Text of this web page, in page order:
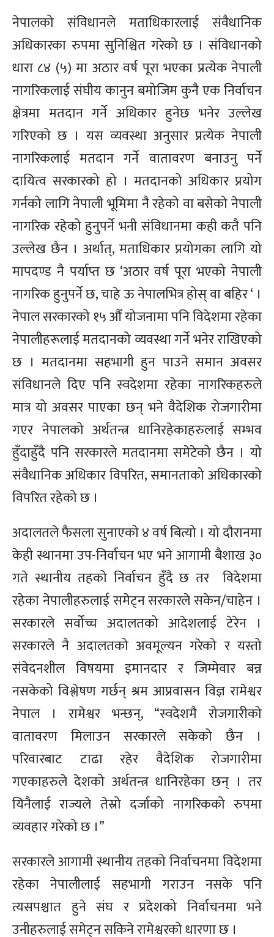
नेपालको संविधानले मताधिकारलाई संवैधानिक
अधिकारका रुपमा सुनिश्चित गरेको छ । संविधानको
धारा ८४ (५) मा अठार वर्ष पूरा भएका प्रत्येक नेपाली
नागरिकलाई संघीय कानुन बमोजिम कुनै एक निर्वाचन
क्षेत्रमा मतदान गर्ने अधिकार हुनेछ भनेर उल्लेख
गरिएको छ । यस व्यवस्था अनुसार प्रत्येक नेपाली
नागरिकलाई मतदान गर्ने वातावरण बनाउनु पर्ने
दायित्व सरकारको हो । मतदानको अधिकार प्रयोग
गर्नको लागि नेपाली भूमिमा नै रहेको वा बसेको नेपाली
नागरिक रहेको हुनुपर्ने भनी संविधानमा कही कतै पनि
उल्लेख छैन । अर्थात्, मताधिकार प्रयोगका लागि यो
मापदण्ड नै पर्याप्त छ ‘अठार वर्ष पूरा भएको नेपाली
नागरिक हुनुपर्ने छ, चाहे ऊ नेपालभित्र होस् वा बहिर ‘ ।
नेपाल सरकारको १५ औँ योजनामा पनि विदेशमा रहेका
नेपालीहरूलाई मतदानको व्यवस्था गर्ने भनेर राखिएको
छ । मतदानमा सहभागी हुन पाउने समान अवसर
संविधानले दिए पनि स्वदेशमा रहेका नागरिकहरुले
मात्र यो अवसर पाएका छन् भने वैदेशिक रोजगारीमा
गएर नेपालको अर्थतन्त्र धानिरहेकाहरुलाई सम्भव
हुँदाहुँदै पनि सरकारले मतदानमा समेटेको छैन । यो
संवैधानिक अधिकार विपरित, समानताको अधिकारको
विपरित रहेको छ ।
अदालतले फैसला सुनाएको ४ वर्ष बित्यो । यो दौरानमा
केही स्थानमा उप-निर्वाचन भए भने आगामी बैशाख ३०
गते स्थानीय तहको निर्वाचन हुँदै छ तर विदेशमा
रहेका नेपालीहरुलाई समेट्न सरकारले सकेन/चाहेन ।
सरकारले सर्वोच्च अदालतको आदेशलाई टेरेन ।
सरकारले नै अदालतको अवमूल्यन गरेको र यस्तो
संवेदनशील विषयमा इमानदार र जिम्मेवार बन्न
नसकेको विश्लेषण गर्छन् श्रम आप्रवासन विज्ञ रामेश्वर
नेपाल । रामेश्वर भन्छन्, “स्वदेशमै रोजगारीको
वातावरण मिलाउन सरकारले सकेको छैन ।
परिवारबाट टाढा रहेर वैदेशिक रोजगारीमा
गएकाहरुले देशको अर्थतन्त्र धानिरहेका छन् । तर
यिनैलाई राज्यले तेस्रो दर्जाको नागरिकको रुपमा
व्यवहार गरेको छ ।”
सरकारले आगामी स्थानीय तहको निर्वाचनमा विदेशमा
रहेका नेपालीलाई सहभागी गराउन नसके पनि
त्यसपश्चात हुने संघ र प्रदेशको निर्वाचनमा भने
उनीहरुलाई समेट्न सकिने रामेश्वरको धारणा छ ।